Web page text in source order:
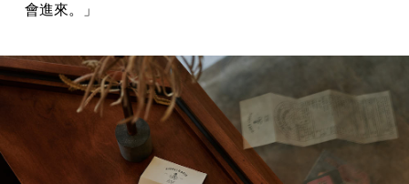
會進來。」